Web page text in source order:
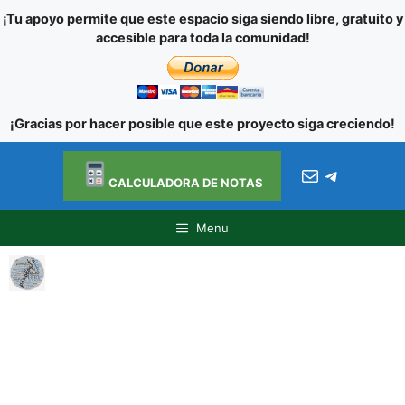
¡Tu apoyo permite que este espacio siga siendo libre, gratuito y
accesible para toda la comunidad!
¡Gracias por hacer posible que este proyecto siga creciendo!
Ir al
contenido
contenido
CALCULADORA DE NOTAS Correo
Menu